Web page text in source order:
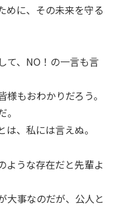
めに、その未来を守る
て、NO！の一言も言
もおわかりだろう。
、私には言えぬ。
ような存在だと先輩よ
大事なのだが、公人と